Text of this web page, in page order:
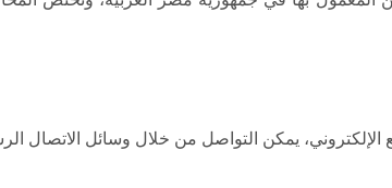
الإلكتروني، يمكن التواصل من خلال وسائل الاتصال